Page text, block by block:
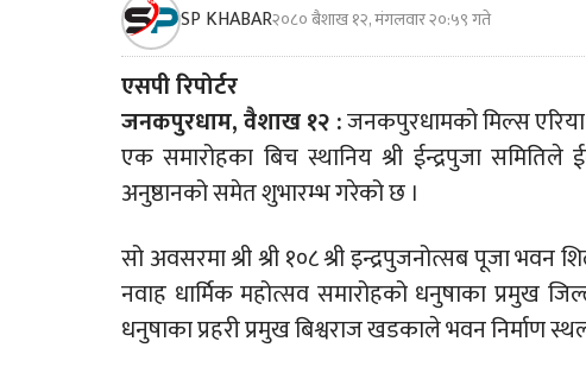
SP KHABAR२०८० बैशाख १२, मंगलवार २०:५९ गते
एसपी रिपोर्टर
जनकपुरधाम, वैशाख १२ :जनकपुरधामको मिल्स
एक समारोहका बिच स्थानिय श्री ईन्द्रपुजा समितिले
अनुष्ठानको समेत शुभारम्भ गरेको छ ।
सो अवसरमा श्री श्री १०८ श्री इन्द्रपुजनोत्सब पूजा भवन
नवाह धार्मिक महोत्सव समारोहको धनुषाका प्रमुख
धनुषाका प्रहरी प्रमुख बिश्वराज खडकाले भवन निर्माण